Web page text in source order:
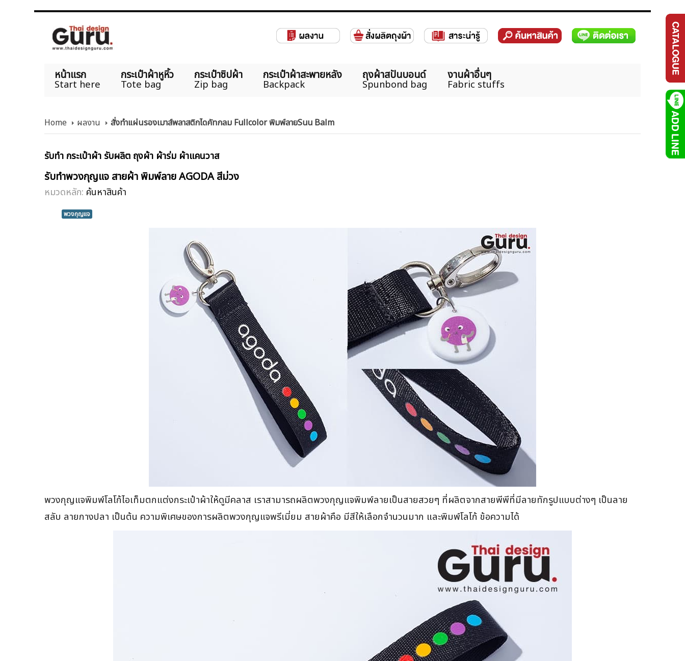
หน้าแรก
Start here
กระเป๋าผ้าหูหิ้ว
Tote bag
กระเป๋าซิปผ้า
Zip bag
กระเป๋าผ้าสะพายหลัง
Backpack
ถุงผ้าสปันบอนด์
Spunbond bag
งานผ้าอื่นๆ
Fabric stuffs
Home ผลงาน สั่งทำแผ่นรองเมาส์พลาสติกไดคัทกลม Fullcolor พิมพ์ลายSuu Balm
รับทำ กระเป๋าผ้า รับผลิต ถุงผ้า ผ้าร่ม ผ้าแคนวาส
รับทำพวงกุญแจ สายผ้า พิมพ์ลาย AGODA สีม่วง
หมวดหลัก: ค้นหาสินค้า
พวงกุญแจ
พวงกุญแจพิมพ์โลโก้ไอเท็มตกแต่งกระเป๋าผ้าให้ดูมีคลาส เราสามารถผลิตพวงกุญแจพิมพ์ลายเป็นสายสวยๆ ที่ผลิตจากสายพีพีที่มีลายทักรูปแบบต่างๆ เป็นลาย
สลับ ลายกางปลา เป็นต้น ความพิเศษของการผลิตพวงกุญแจพรีเมี่ยม สายผ้าคือ มีสีให้เลือกจำนวนมาก และพิมพ์โลโก้ ข้อความได้